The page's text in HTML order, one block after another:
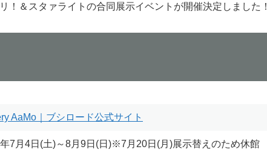
！＆スタァライトの合同展示イベントが開催決定しました！
AaMo｜ブシロード公式サイト
7月4日(土)～8月9日(日)※7月20日(月)展示替えのため休館